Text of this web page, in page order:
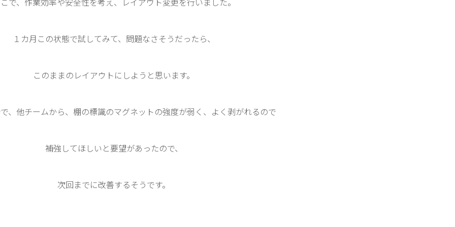
１カ月この状態で試してみて、問題なさそうだったら、
このままのレイアウトにしようと思います。
、他チームから、棚の標識のマグネットの強度が弱く、よく剥がれるので
補強してほしいと要望があったので、
次回までに改善するそうです。